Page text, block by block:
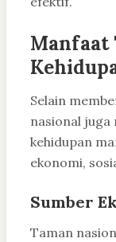
Manfaat
Selain
nasional juga
kehidupan
ekonomi,
Sumber
Taman